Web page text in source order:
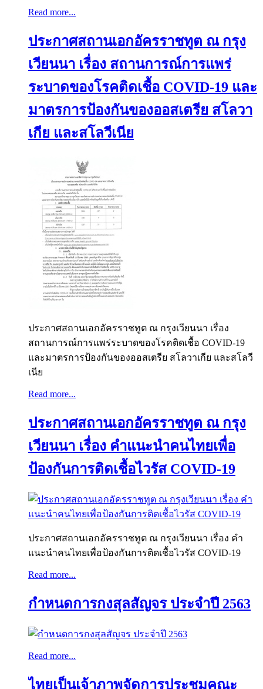
Read more...
ประกาศสถานเอกอัครราชทูต ณ กรุง
เวียนนา เรื่อง สถานการณ์การแพร่
ระบาดของโรคติดเชื้อ COVID-19 และ
มาตรการป้องกันของออสเตรีย สโลวา
เกีย และสโลวีเนีย
ประกาศสถานเอกอัครราชทูต ณ กรุงเวียนนา เรื่อง
สถานการณ์การแพร่ระบาดของโรคติดเชื้อ COVID-19
และมาตรการป้องกันของออสเตรีย สโลวาเกีย และสโลวี
เนีย
Read more...
ประกาศสถานเอกอัครราชทูต ณ กรุง
เวียนนา เรื่อง คำแนะนำคนไทยเพื่อ
ป้องกันการติดเชื้อไวรัส COVID-19
ประกาศสถานเอกอัครราชทูต ณ กรุงเวียนนา เรื่อง คำ
แนะนำคนไทยเพื่อป้องกันการติดเชื้อไวรัส COVID-19
Read more...
กำหนดการกงสุลสัญจร ประจำปี 2563
Read more...
ไทยเป็นเจ้าภาพจัดการประชุมคณะ